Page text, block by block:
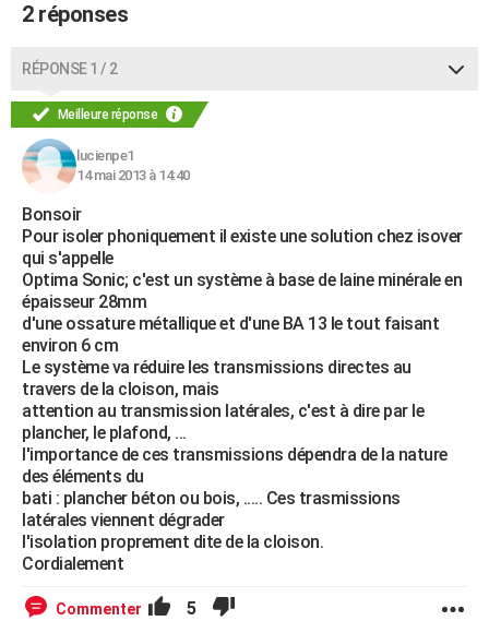
2 réponses
RÉPONSE 1 / 2
Meilleure réponse
lucienpe1
14 mai 2013 à 14:40
Bonsoir
Pour isoler phoniquement il existe une solution chez isover
qui s'appelle
Optima Sonic; c'est un système à base de laine minérale en
épaisseur 28mm
d'une ossature métallique et d'une BA 13 le tout faisant
environ 6 cm
Le système va réduire les transmissions directes au
travers de la cloison, mais
attention au transmission latérales, c'est à dire par le
plancher, le plafond, ...
l'importance de ces transmissions dépendra de la nature
des éléments du
bati : plancher béton ou bois, ..... Ces trasmissions
latérales viennent dégrader
l'isolation proprement dite de la cloison.
Cordialement
Commenter 5